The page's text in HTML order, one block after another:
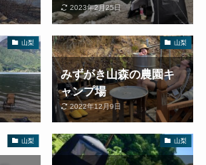
2023年2月25日
山梨 山梨
みずがき山森の農園キ
ャンプ場
2022年12月9日
山梨 山梨